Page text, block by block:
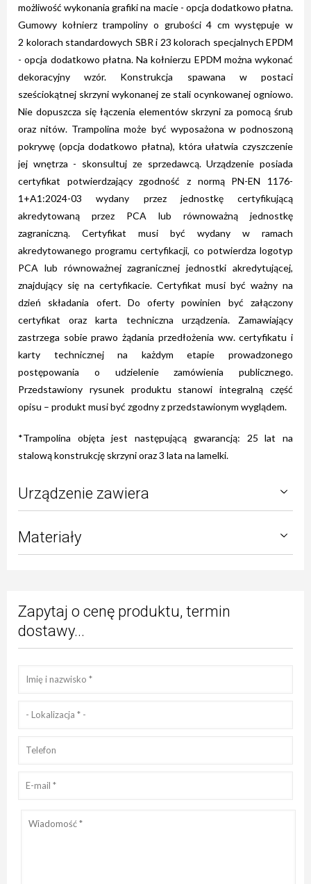
możliwość wykonania grafiki na macie - opcja dodatkowo płatna.
Gumowy kołnierz trampoliny o grubości 4 cm występuje w
2 kolorach standardowych SBR i 23 kolorach specjalnych EPDM
- opcja dodatkowo płatna. Na kołnierzu EPDM można wykonać
dekoracyjny wzór. Konstrukcja spawana w postaci
sześciokątnej skrzyni wykonanej ze stali ocynkowanej ogniowo.
Nie dopuszcza się łączenia elementów skrzyni za pomocą śrub
oraz nitów. Trampolina może być wyposażona w podnoszoną
pokrywę (opcja dodatkowo płatna), która ułatwia czyszczenie
jej wnętrza - skonsultuj ze sprzedawcą. Urządzenie posiada
certyfikat potwierdzający zgodność z normą PN-EN 1176-
1+A1:2024-03 wydany przez jednostkę certyfikującą
akredytowaną przez PCA lub równoważną jednostkę
zagraniczną. Certyfikat musi być wydany w ramach
akredytowanego programu certyfikacji, co potwierdza logotyp
PCA lub równoważnej zagranicznej jednostki akredytującej,
znajdujący się na certyfikacie. Certyfikat musi być ważny na
dzień składania ofert. Do oferty powinien być załączony
certyfikat oraz karta techniczna urządzenia. Zamawiający
zastrzega sobie prawo żądania przedłożenia ww. certyfikatu i
karty technicznej na każdym etapie prowadzonego
postępowania o udzielenie zamówienia publicznego.
Przedstawiony rysunek produktu stanowi integralną część
opisu – produkt musi być zgodny z przedstawionym wyglądem.
*Trampolina objęta jest następującą gwarancją: 25 lat na
stalową konstrukcję skrzyni oraz 3 lata na lamelki.
Urządzenie zawiera
Materiały
Zapytaj o cenę produktu, termin
dostawy...